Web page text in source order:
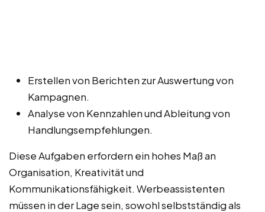
Erstellen von Berichten zur Auswertung von
Kampagnen.
Analyse von Kennzahlen und Ableitung von
Handlungsempfehlungen.
Diese Aufgaben erfordern ein hohes Maß an
Organisation, Kreativität und
Kommunikationsfähigkeit. Werbeassistenten
müssen in der Lage sein, sowohl selbstständig als